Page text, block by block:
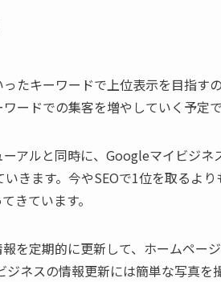
たキーワードで上位表示を目指す
ードでの集客を増やしていく予定で
アルと同時に、Googleマイビジネ
いきます。今やSEOで1位を取るよ
きています。
を定期的に更新して、ホームペー
ジネスの情報更新には簡単な写真を